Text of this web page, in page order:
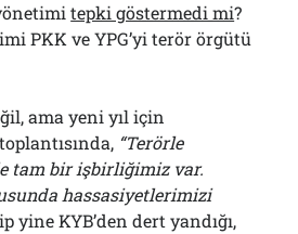
tepki göstermedi mi?
PKK ve YPG’yi terör örgütü
ama yeni yıl için
“Terörle
tam bir işbirliğimiz var.
hassasiyetlerimizi
yine KYB’den dert yandığı,